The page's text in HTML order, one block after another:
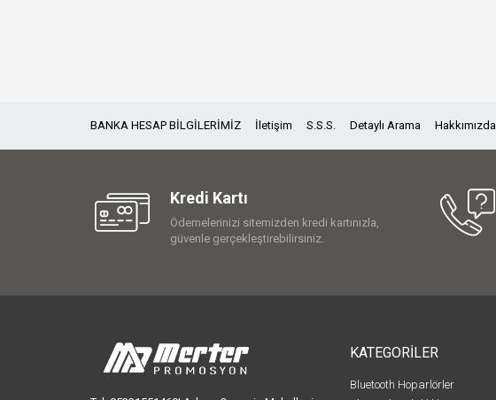
BANKA HESAP BİLGİLERİMİZ İletişim S.S.S. Detaylı Arama Hakkımızda
Kredi Kartı
Ödemelerinizi sitemizden kredi kartınızla,
güvenle gerçekleştirebilirsiniz.
KATEGORİLER
Bluetooth Hoparlörler